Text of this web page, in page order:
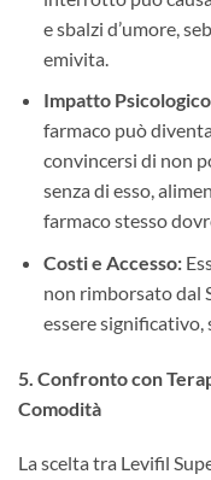
e sbalzi d’umore,
emivita.
Impatto
farmaco può
convincersi di non
senza di esso,
farmaco stesso
Costi e Accesso:
non rimborsato dal
essere
5. Confronto con
Comodità
La scelta tra Levifil